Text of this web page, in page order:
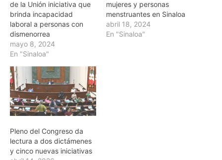
de la Unión iniciativa que
brinda incapacidad
laboral a personas con
dismenorrea
mayo 8, 2024
En "Sinaloa"
mujeres y personas
menstruantes en Sinaloa
abril 18, 2024
En "Sinaloa"
Pleno del Congreso da
lectura a dos dictámenes
y cinco nuevas iniciativas